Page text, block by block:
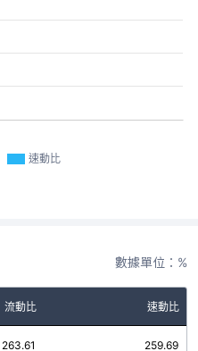
速動比
數據單位：%
流動比 速動比
263.61 259.69